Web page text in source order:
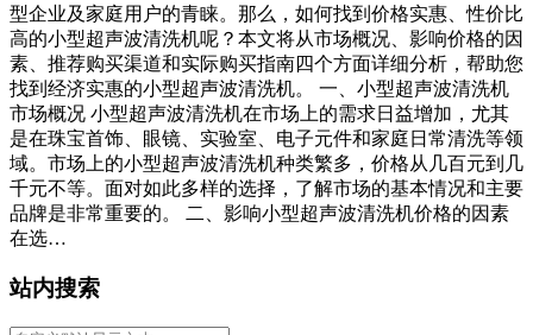
型企业及家庭用户的青睐。那么，如何找到价格实惠、性价比
高的小型超声波清洗机呢？本文将从市场概况、影响价格的因
素、推荐购买渠道和实际购买指南四个方面详细分析，帮助您
找到经济实惠的小型超声波清洗机。 一、小型超声波清洗机
市场概况 小型超声波清洗机在市场上的需求日益增加，尤其
是在珠宝首饰、眼镜、实验室、电子元件和家庭日常清洗等领
域。市场上的小型超声波清洗机种类繁多，价格从几百元到几
千元不等。面对如此多样的选择，了解市场的基本情况和主要
品牌是非常重要的。 二、影响小型超声波清洗机价格的因素
在选…
站内搜索